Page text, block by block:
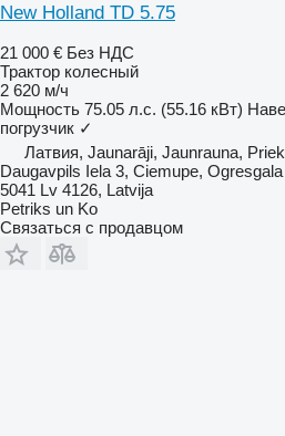
New Holland TD 5.75
21 000 € Без НДС
Трактор колесный
2 620 м/ч
Мощность 75.05 л.с. (55.16 кВт)
погрузчик ✓
Латвия, Jaunarāji, Jaunrauna,
Daugavpils Iela 3, Ciemupe,
5041 Lv 4126, Latvija
Petriks un Ko
Связаться с продавцом